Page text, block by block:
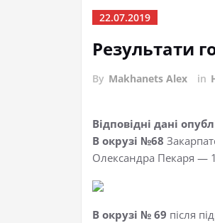
22.07.2019
Результати
By Makhanets Alex in
Відповідні дані
В окрузі №68
Олександра Пекаря —
В окрузі № 69 після